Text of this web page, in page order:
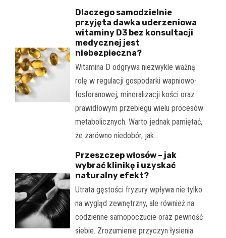
Dlaczego samodzielnie
przyjęta dawka uderzeniowa
witaminy D3 bez konsultacji
medycznej jest
niebezpieczna?
Witamina D odgrywa niezwykle ważną
rolę w regulacji gospodarki wapniowo-
fosforanowej, mineralizacji kości oraz
prawidłowym przebiegu wielu procesów
metabolicznych. Warto jednak pamiętać,
że zarówno niedobór, jak…
Przeszczep włosów – jak
wybrać klinikę i uzyskać
naturalny efekt?
Utrata gęstości fryzury wpływa nie tylko
na wygląd zewnętrzny, ale również na
codzienne samopoczucie oraz pewność
siebie. Zrozumienie przyczyn łysienia